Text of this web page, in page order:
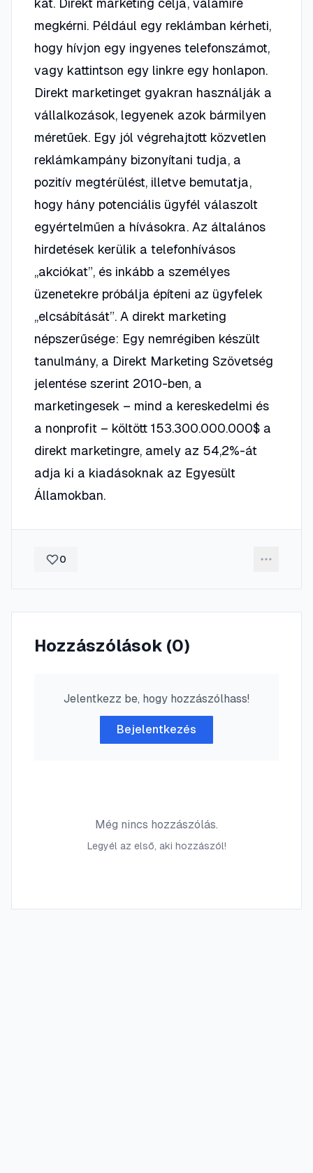
kat. Direkt marketing célja, valamire
megkérni. Például egy reklámban kérheti,
hogy hívjon egy ingyenes telefonszámot,
vagy kattintson egy linkre egy honlapon.
Direkt marketinget gyakran használják a
vállalkozások, legyenek azok bármilyen
méretűek. Egy jól végrehajtott közvetlen
reklámkampány bizonyítani tudja, a
pozitív megtérülést, illetve bemutatja,
hogy hány potenciális ügyfél válaszolt
egyértelműen a hívásokra. Az általános
hirdetések kerülik a telefonhívásos
„akciókat”, és inkább a személyes
üzenetekre próbálja építeni az ügyfelek
„elcsábítását”. A direkt marketing
népszerűsége: Egy nemrégiben készült
tanulmány, a Direkt Marketing Szövetség
jelentése szerint 2010-ben, a
marketingesek – mind a kereskedelmi és
a nonprofit – költött 153.300.000.000$ a
direkt marketingre, amely az 54,2%-át
adja ki a kiadásoknak az Egyesült
Államokban.
0
Hozzászólások (0)
Jelentkezz be, hogy hozzászólhass!
Bejelentkezés
Még nincs hozzászólás.
Legyél az első, aki hozzászól!